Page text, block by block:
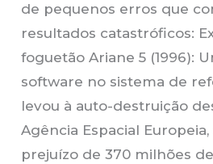
de pequenos erros que
resultados catastróficos:
foguetão Ariane 5 (1996):
software no sistema de
levou à auto-destruição
Agência Espacial
prejuízo de 370 milhões